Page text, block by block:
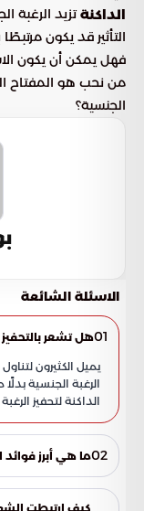
الداكنةتزيد الرغبة
التأثير قد يكون
فهل يمكن أن يكون
من نحب هو المفتاح
الجنسية؟
الاسئلة الشائعة
01هل تشعر
يميل الكثيرون
الرغبة الجنسية بدلًا
الداكنة لتحفيز
02ما هي أبرز
الشوكولاتة
ارتفاع ضغط الدم،
كيف ارتبطت